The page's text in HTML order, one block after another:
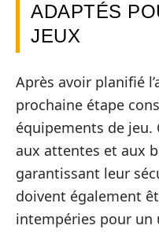
ADAPTÉS
JEUX
Après avoir planifié
prochaine étape
équipements de jeu.
aux attentes et aux
garantissant leur
doivent également
intempéries pour un